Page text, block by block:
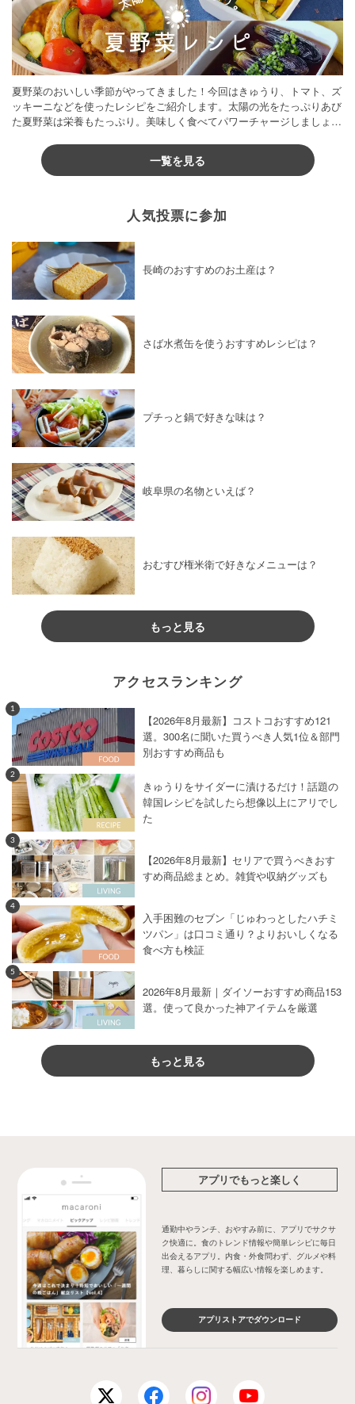
夏野菜のおいしい季節がやってきました！今回はきゅうり、トマト、ズ
ッキーニなどを使ったレシピをご紹介します。太陽の光をたっぷりあび
た夏野菜は栄養もたっぷり。美味しく食べてパワーチャージしましょう
一覧を見る
人気投票に参加
長崎のおすすめのお土産は？
さば水煮缶を使うおすすめレシピは？
プチっと鍋で好きな味は？
岐阜県の名物といえば？
おむすび権米衛で好きなメニューは？
もっと見る
アクセスランキング
1
【2026年8月最新】コストコおすすめ121
選。300名に聞いた買うべき人気1位＆部門
別おすすめ商品も
2
きゅうりをサイダーに漬けるだけ！話題の
韓国レシピを試したら想像以上にアリでし
た
3
【2026年8月最新】セリアで買うべきおす
すめ商品総まとめ。雑貨や収納グッズも
4
入手困難のセブン「じゅわっとしたハチミ
ツパン」は口コミ通り？よりおいしくなる
食べ方も検証
5
2026年8月最新｜ダイソーおすすめ商品153
選。使って良かった神アイテムを厳選
もっと見る
アプリでもっと楽しく
通勤中やランチ、おやすみ前に、アプリでサクサ
ク快適に。食のトレンド情報や簡単レシピに毎日
出会えるアプリ。内食・外食問わず、グルメや料
理、暮らしに関する幅広い情報を楽しめます。
アプリストアでダウンロード